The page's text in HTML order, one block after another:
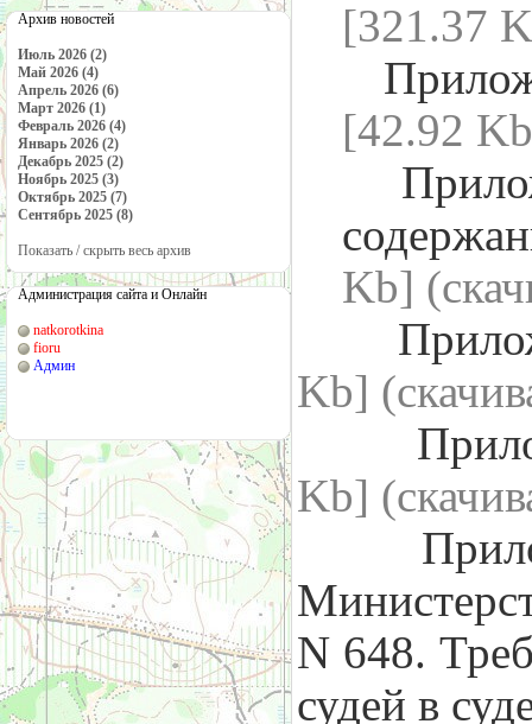
Архив новостей
Июль 2026 (2)
Май 2026 (4)
Апрель 2026 (6)
Март 2026 (1)
Февраль 2026 (4)
Январь 2026 (2)
Декабрь 2025 (2)
Ноябрь 2025 (3)
Октябрь 2025 (7)
Сентябрь 2025 (8)
Показать / скрыть весь архив
Администрация сайта и Онлайн
natkorotkina
fioru
Админ
[321.37
[42.92
Kb]
Kb]
Kb]
N 648.
судей в